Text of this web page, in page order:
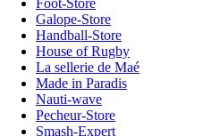
Galope-Store
Handball-Store
House of Rugby
La sellerie de Maé
Made in Paradis
Nauti-wave
Pecheur-Store
Smash-Expert